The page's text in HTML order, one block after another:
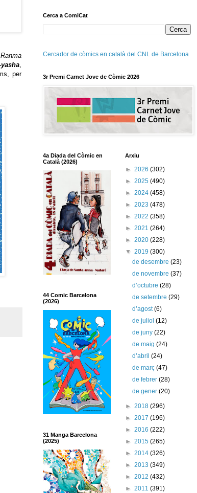
Ranma
,
per
Cerca a ComiCat
Cercador de còmics en català del CNL de Barcelona
3r Premi Carnet Jove de Còmic 2026
4a Diada del Còmic en
Català (2026)
44 Comic Barcelona
(2026)
31 Manga Barcelona
(2025)
Arxiu
► 2026 (302)
► 2025 (490)
► 2024 (458)
► 2023 (478)
► 2022 (358)
► 2021 (264)
► 2020 (228)
▼ 2019 (300)
de desembre(23)
de novembre(37)
d’octubre(28)
de setembre(29)
d’agost(6)
de juliol(12)
de juny(22)
de maig(24)
d’abril(24)
de març(47)
de febrer(28)
de gener(20)
► 2018 (296)
► 2017 (196)
► 2016 (222)
► 2015 (265)
► 2014 (326)
► 2013 (349)
► 2012 (432)
► 2011 (391)